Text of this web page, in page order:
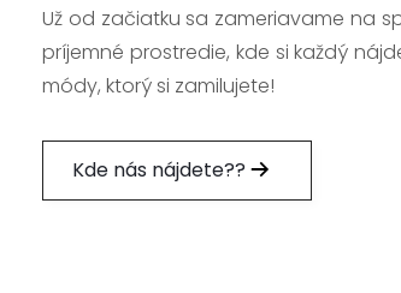
Už od začiatku sa zameriavame na
príjemné prostredie, kde si každý
módy, ktorý si zamilujete!
Kde nás nájdete??